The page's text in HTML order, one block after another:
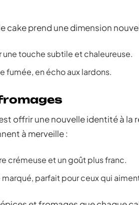
cake prend une dimension
une touche subtile et chaleureuse.
fumée, en écho aux lardons.
offrir une nouvelle identité à la
à merveille :
crémeuse et un goût plus franc.
parfait pour ceux qui